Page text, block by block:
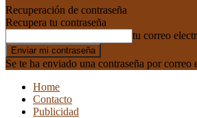
Recuperación de contraseña
Recupera tu contraseña
tu correo
Se te ha enviado una contraseña por correo
Home
Contacto
Publicidad